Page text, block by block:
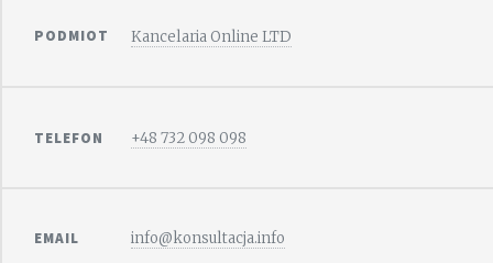
PODMIOT Kancelaria Online LTD
TELEFON +48 732 098 098
EMAIL info@konsultacja.info